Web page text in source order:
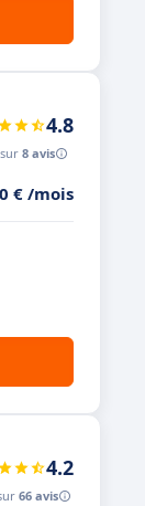
4.8
8 avis
€ /mois
4.2
66 avis